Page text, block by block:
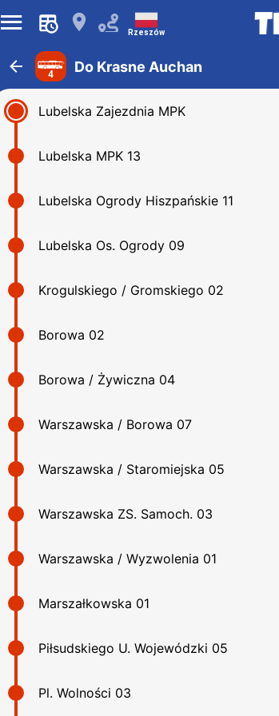
󰍜 󰍎 Rzeszów
󰁍 4 Do Krasne Auchan
Lubelska Zajezdnia MPK
Lubelska MPK 13
Lubelska Ogrody Hiszpańskie 11
Lubelska Os. Ogrody 09
Krogulskiego / Gromskiego 02
Borowa 02
Borowa / Żywiczna 04
Warszawska / Borowa 07
Warszawska / Staromiejska 05
Warszawska ZS. Samoch. 03
Warszawska / Wyzwolenia 01
Marszałkowska 01
Piłsudskiego U. Wojewódzki 05
Pl. Wolności 03